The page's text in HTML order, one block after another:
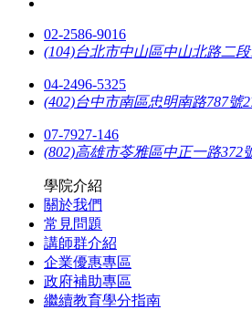
02-2586-9016
(104)台北市中山區中山北路二段
04-2496-5325
(402)台中市南區忠明南路787號
07-7927-146
(802)高雄市苓雅區中正一路372
學院介紹
關於我們
常見問題
講師群介紹
企業優惠專區
政府補助專區
繼續教育學分指南